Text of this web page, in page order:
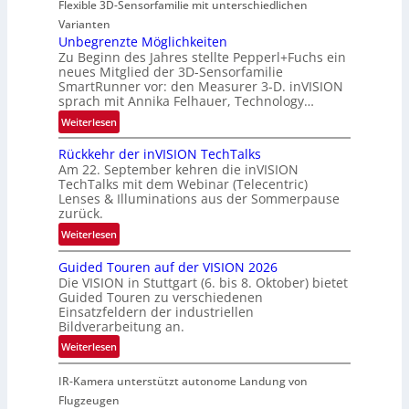
t
-
u
n
d
R
a
u
m
f
a
h
r
t
t
e
c
h
n
i
k
n
a
t
n
e
r
s
c
h
a
f
t
i
s
c
h
e
n
4
K
-
M
Flexible 3D-Sensorfamilie mit unterschiedlichen
Varianten
Unbegrenzte Möglichkeiten
Zu Beginn des Jahres stellte Pepperl+Fuchs ein
neues Mitglied der 3D-Sensorfamilie
SmartRunner vor: den Measurer 3-D. inVISION
sprach mit Annika Felhauer, Technology…
Weiterlesen:
U
n
b
e
g
r
e
z
t
e
M
ö
g
l
i
Rückkehr der inVISION TechTalks
Am 22. September kehren die inVISION
TechTalks mit dem Webinar (Telecentric)
Lenses & Illuminations aus der Sommerpause
zurück.
Weiterlesen:
R
ü
c
k
k
e
h
d
Guided Touren auf der VISION 2026
Die VISION in Stuttgart (6. bis 8. Oktober) bietet
Guided Touren zu verschiedenen
Einsatzfeldern der industriellen
Bildverarbeitung an.
Weiterlesen:
G
u
i
IR-Kamera unterstützt autonome Landung von
Flugzeugen